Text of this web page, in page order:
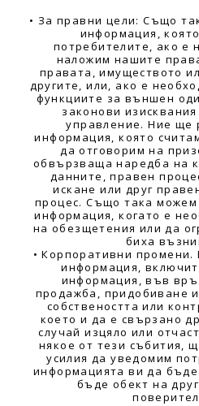
• За правни цели: Също
информация,
потребителите, ако е
наложим нашите
правата, имуществото
другите, или, ако е
функциите за външен
законови
управление. Ние ще
информация, която
да отговорим на
обвързваща наредба на
данните, правен
искане или друг
процес. Също така
информация, когато е
на обезщетения или да
биха
• Корпоративни
информация,
информация, във
продажба, придобиване
собствеността или
което и да е свързано
случай изцяло или
някое от тези събития,
усилия да уведомим
информацията ви да
бъде обект на